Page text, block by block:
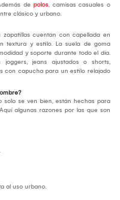
de polos, camisas casuales o
clásico y urbano.
cuentan con capellada en
textura y estilo. La suela de goma
y soporte durante todo el día.
jeans ajustados o shorts,
con capucha para un estilo relajado
solo se ven bien, están hechas para
algunas razones por las que son
al uso urbano.